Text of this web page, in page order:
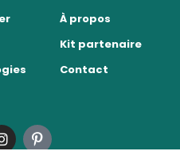
À propos
Kit partenaire
Contact